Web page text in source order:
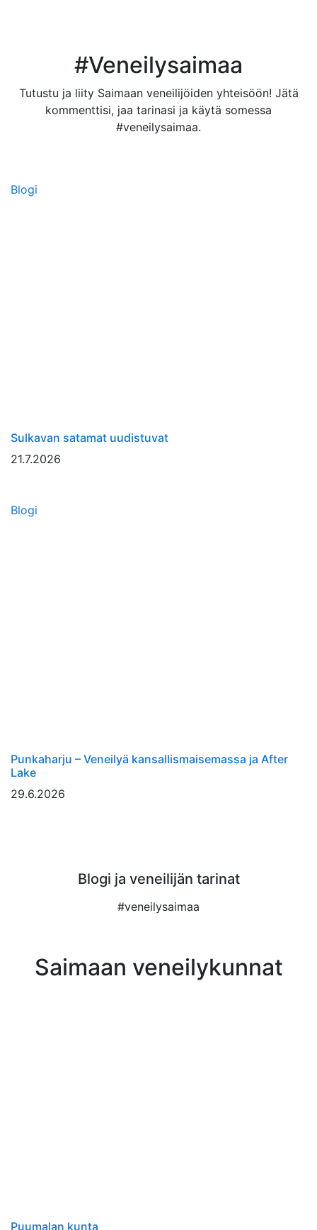
#Veneilysaimaa
Tutustu ja liity Saimaan veneilijöiden yhteisöön! Jätä
kommenttisi, jaa tarinasi ja käytä somessa
#veneilysaimaa.
Blogi
Sulkavan satamat uudistuvat
21.7.2026
Blogi
Punkaharju – Veneilyä kansallismaisemassa ja After
Lake
29.6.2026
Blogi ja veneilijän tarinat
#veneilysaimaa
Saimaan veneilykunnat
Puumalan kunta